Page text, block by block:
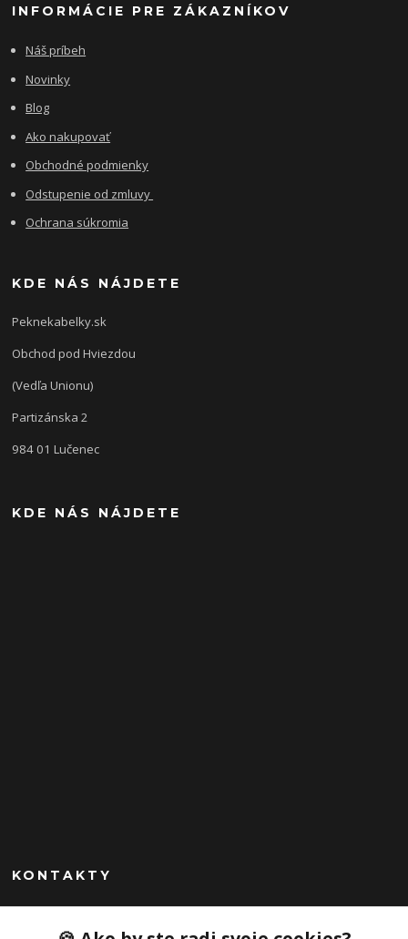
INFORMÁCIE PRE ZÁKAZNÍKOV
Náš príbeh
Novinky
Blog
Ako nakupovať
Obchodné podmienky
Odstupenie od zmluvy
Ochrana súkromia
KDE NÁS NÁJDETE
Peknekabelky.sk
Obchod pod Hviezdou
(Vedľa Unionu)
Partizánska 2
984 01 Lučenec
KDE NÁS NÁJDETE
KONTAKTY
Peknekabelky.sk